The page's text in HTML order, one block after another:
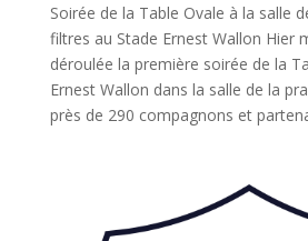
Soirée de la Table Ovale à la salle
filtres au Stade Ernest Wallon Hier
déroulée la première soirée de la
Ernest Wallon dans la salle de la
près de 290 compagnons et